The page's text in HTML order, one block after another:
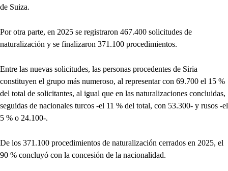
de Suiza.
Por otra parte, en 2025 se registraron 467.400 solicitudes de
naturalización y se finalizaron 371.100 procedimientos.
Entre las nuevas solicitudes, las personas procedentes de Siria
constituyen el grupo más numeroso, al representar con 69.700 el 15 %
del total de solicitantes, al igual que en las naturalizaciones concluidas,
seguidas de nacionales turcos -el 11 % del total, con 53.300- y rusos -el
5 % o 24.100-.
De los 371.100 procedimientos de naturalización cerrados en 2025, el
90 % concluyó con la concesión de la nacionalidad.